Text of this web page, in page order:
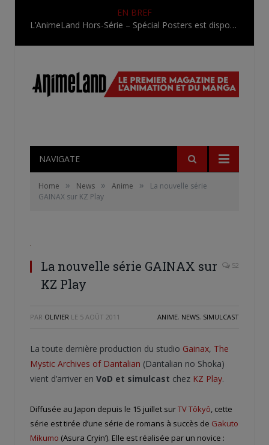
EN BREF
L’AnimeLand Hors-Série – Spécial Posters est disponible !
NAVIGATE
Home » News » Anime »
La nouvelle série
GAINAX sur KZ Play
La nouvelle série GAINAX sur
KZ Play
52
PAR OLIVIER LE 5 AOÛT 2011 ANIME, NEWS, SIMULCAST
La toute dernière production du studio Gainax, The
Mystic Archives of Dantalian (Dantalian no Shoka)
vient d’arriver en VoD et simulcast chez KZ Play.
Diffusée au Japon depuis le 15 juillet surTV Tôkyô, cette
série est tirée d’une série de romans à succès de Gakuto
Mikumo (Asura Cryin’). Elle est réalisée par un novice :